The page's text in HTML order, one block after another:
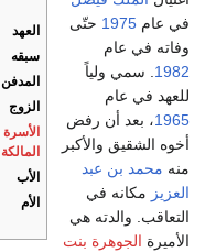
العهد
سبقه
المدفن
الزوج
الأسرة
المالكة
الأب
الأم
في عام 1975 حتّى
وفاته في عام
1982 . سمي ولياً
للعهد في عام
1965، بعد أن رفض
أخوه الشقيق والأكبر
منه محمد بن عبد
العزيز مكانه في
التعاقب. والدته هي
الأميرة الجوهرة بنت